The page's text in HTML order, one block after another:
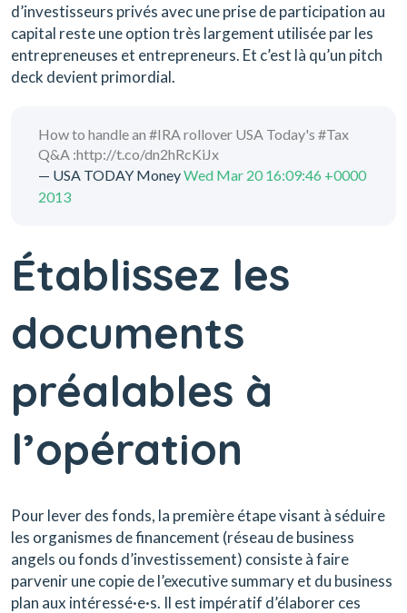
d’investisseurs privés avec une prise de participation au
capital reste une option très largement utilisée par les
entrepreneuses et entrepreneurs. Et c’est là qu’un pitch
deck devient primordial.
How to handle an #IRA rollover USA Today's #Tax
Q&A :http://t.co/dn2hRcKiJx
— USA TODAY MoneyWed Mar 20 16:09:46 +0000
2013
Établissez les
documents
préalables à
l’opération
Pour lever des fonds, la première étape visant à séduire
les organismes de financement (réseau de business
angels ou fonds d’investissement) consiste à faire
parvenir une copie de l’executive summary et du business
plan aux intéressé·e·s. Il est impératif d’élaborer ces